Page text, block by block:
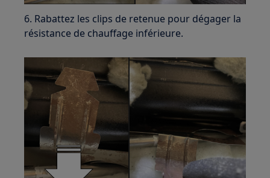
6. Rabattez les clips de retenue pour dégager la
résistance de chauffage inférieure.